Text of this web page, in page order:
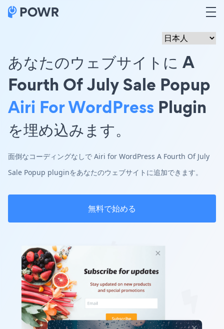
あなたのウェブサイトに A
Fourth Of July Sale Popup
Airi For WordPress Plugin
を埋め込みます。
面倒なコーディングなしで Airi for WordPress A Fourth Of July
Sale Popup pluginをあなたのウェブサイトに追加できます。
無料で始める